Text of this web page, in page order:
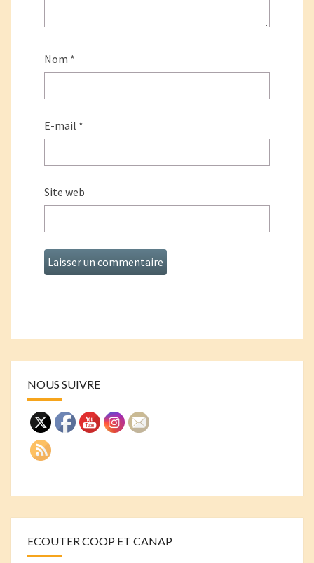
Nom *
E-mail *
Site web
NOUS SUIVRE
ECOUTER COOP ET CANAP